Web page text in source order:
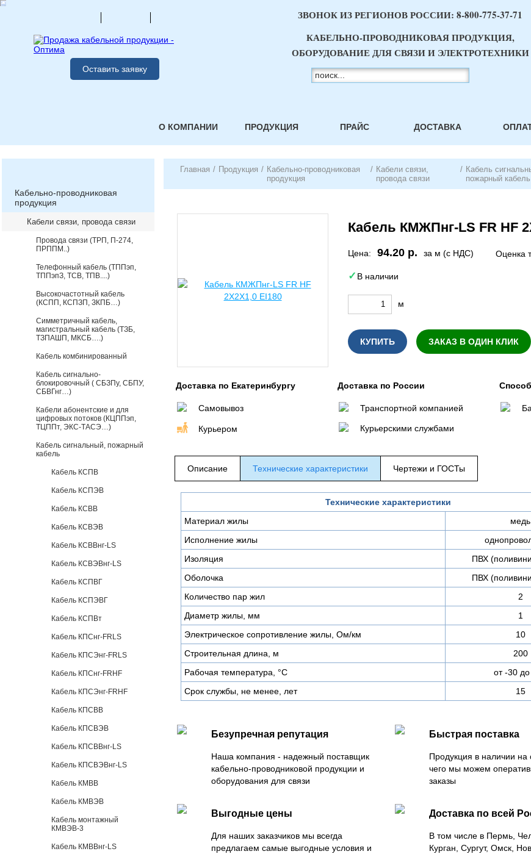
Оставить заявку
ЗВОНОК ИЗ РЕГИОНОВ РОССИИ: 8-800-775-37-71
КАБЕЛЬНО-ПРОВОДНИКОВАЯ ПРОДУКЦИЯ,
ОБОРУДОВАНИЕ ДЛЯ СВЯЗИ И ЭЛЕКТРОТЕХНИКИ
О КОМПАНИИ ПРОДУКЦИЯ ПРАЙС ДОСТАВКА
Кабельно-проводниковая
продукция
Кабели связи, провода связи
Провода связи (ТРП, П-274,
ПРППМ..)
Телефонный кабель (ТППэп,
ТППэпЗ, ТСВ, ТПВ....)
Высокочастотный кабель
(КСПП, КСПЗП, ЗКПБ…)
Симметричный кабель,
магистральный кабель (ТЗБ,
ТЗПАШП, МКСБ….)
Кабель комбинированный
Кабель сигнально-
блокировочный ( СБЗПу, СБПУ,
СБВГнг…)
Кабели абонентские и для
цифровых потоков (КЦППэп,
ТЦППт, ЭКС-ТАСЭ…)
Кабель сигнальный, пожарный
кабель
Кабель КСПВ
Кабель КСПЭВ
Кабель КСВВ
Кабель КСВЭВ
Кабель КСВВнг-LS
Кабель КСВЭВнг-LS
Кабель КСПВГ
Кабель КСПЭВГ
Кабель КСПВт
Кабель КПСнг-FRLS
Кабель КПСЭнг-FRLS
Кабель КПСнг-FRHF
Кабель КПСЭнг-FRHF
Кабель КПСВВ
Кабель КПСВЭВ
Кабель КПСВВнг-LS
Кабель КПСВЭВнг-LS
Кабель КМВВ
Кабель КМВЭВ
Кабель монтажный
КМВЭВ-3
Кабель КМВВнг-LS
Главная / Продукция / Кабельно-проводниковая
продукция
/ Кабели связи,
провода связи
/ Кабель
пожарный кабель
Кабель КМЖПнг-LS FR HF
Цена: 94.20 р. за м (с НДС) Оценка
В наличии
м
КУПИТЬ ЗАКАЗ В ОДИН КЛИК
Доставка по Екатеринбургу
Самовывоз
Курьером
Доставка по России
Транспортной компанией
Курьерскими службами
Описание Технические характеристики Чертежи и ГОСТы
Технические характеристики
Материал жилы
медь
Исполнение жилы
Изоляция
ПВХ
Оболочка
ПВХ
Количество пар жил
2
Диаметр жилы, мм
1
Электрическое сопротивление жилы, Ом/км
10
Строительная длина, м
200
Рабочая температура, °С
от -30
Срок службы, не менее, лет
15
Безупречная репутация
Наша компания - надежный поставщик
кабельно-проводниковой продукции и
оборудования для связи
Быстрая поставка
Продукция в наличии на
чего мы можем
заказы
Выгодные цены
Для наших заказчиков мы всегда
предлагаем самые выгодные условия и
Доставка по всей
В том числе в Пермь,
Курган, Сургут, Омск,